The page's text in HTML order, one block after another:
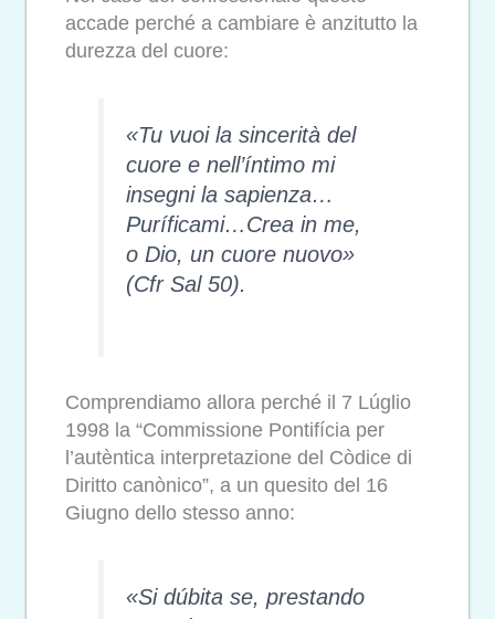
accade perché a cambiare è anzitutto la
durezza del cuore:
«Tu vuoi la sincerità del
cuore e nell’íntimo mi
insegni la sapienza…
Puríficami…Crea in me,
o Dio, un cuore nuovo»
(Cfr Sal 50).
Comprendiamo allora perché il 7 Lúglio
1998 la “Commissione Pontifícia per
l’autèntica interpretazione del Còdice di
Diritto canònico”, a un quesito del 16
Giugno dello stesso anno:
«Si dúbita se, prestando